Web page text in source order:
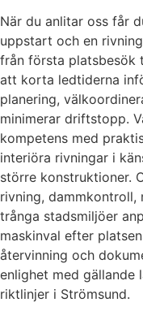
När du anlitar oss får
uppstart och en
från första platsbesök
att korta ledtiderna
planering,
minimerar driftstopp.
kompetens med
interiöra rivningar i
större konstruktioner.
rivning,
trånga stadsmiljöer
maskinval efter
återvinning och
enlighet med gällande
riktlinjer i Strömsund.